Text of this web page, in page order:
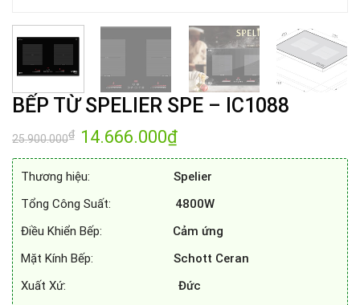
BẾP TỪ SPELIER SPE – IC1088
25.900.000₫ Giá
gốc
là:
14.666.000₫Giá
tại
14.666.000₫.
Thương hiệu: Spelier
Tổng Công Suất:
4800W
Điều Khiển Bếp: Cảm ứng
Mặt Kính Bếp: Schott Ceran
Xuất Xứ: Đức